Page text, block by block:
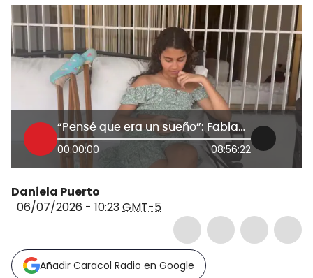
“Pensé que era un sueño”: Fabiana Blanco, menor que sobrevivió 32 horas bajo escombros en Venezuela
00:00:00 08:56:22
Daniela Puerto
06/07/2026 - 10:23GMT-5
Añadir Caracol Radio en Google